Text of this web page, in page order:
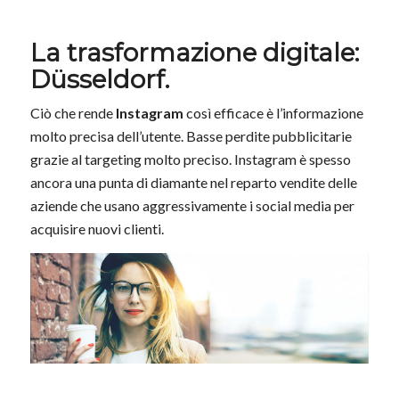
La trasformazione digitale:
Düsseldorf.
Ciò che rende Instagram così efficace è l’informazione
molto precisa dell’utente. Basse perdite pubblicitarie
grazie al targeting molto preciso. Instagram è spesso
ancora una punta di diamante nel reparto vendite delle
aziende che usano aggressivamente i social media per
acquisire nuovi clienti.